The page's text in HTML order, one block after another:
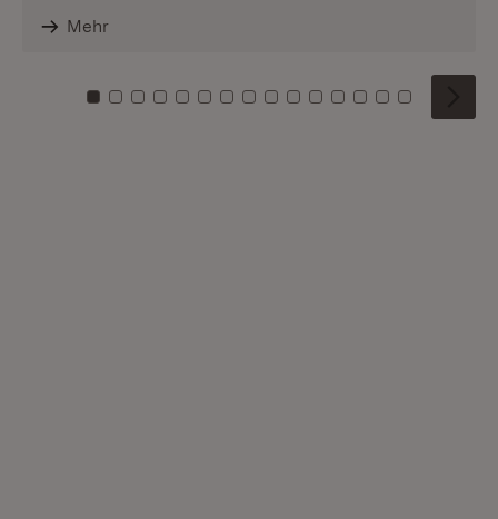
Mehr
Zu Kachel: 0
Zu Kachel: 1
Zu Kachel: 2
Zu Kachel: 3
Zu Kachel: 4
Zu Kachel: 5
Zu Kachel: 6
Zu Kachel: 7
Zu Kachel: 8
Zu Kachel: 9
Zu Kachel: 10
Zu Kachel: 11
Zu Kachel: 12
Zu Kachel:
Zu